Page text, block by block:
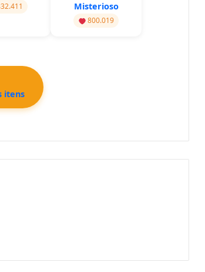
Misterioso
800.019
itens